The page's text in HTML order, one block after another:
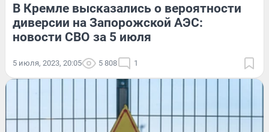
В Кремле высказались о вероятности
диверсии на Запорожской АЭС:
новости СВО за 5 июля
5 июля, 2023, 20:05 5 808 1